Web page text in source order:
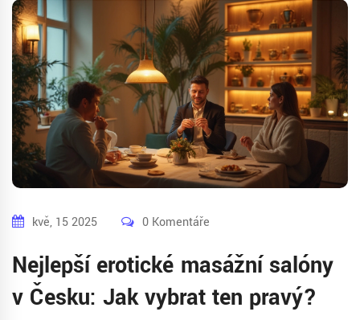
kvě, 15 2025 0 Komentáře
Nejlepší erotické masážní salóny
v Česku: Jak vybrat ten pravý?